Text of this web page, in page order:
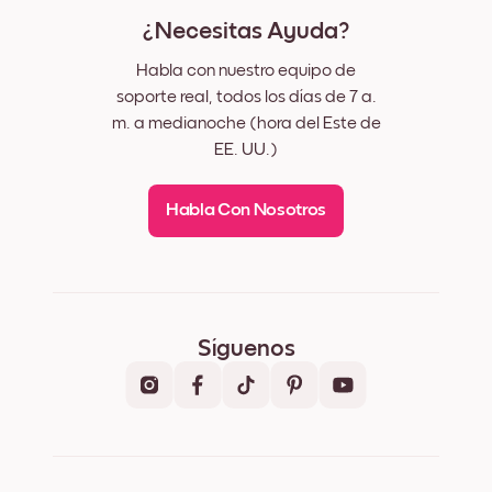
¿Necesitas Ayuda?
Habla con nuestro equipo de
soporte real, todos los días de 7 a.
m. a medianoche (hora del Este de
EE. UU.)
Habla Con Nosotros
Síguenos